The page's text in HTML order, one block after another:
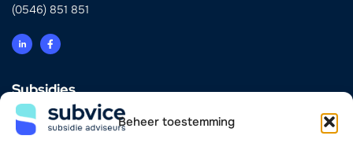
Beheer toestemming
(0546) 851 851
Subsidies
Innovatie
Energie & Verduurzaming